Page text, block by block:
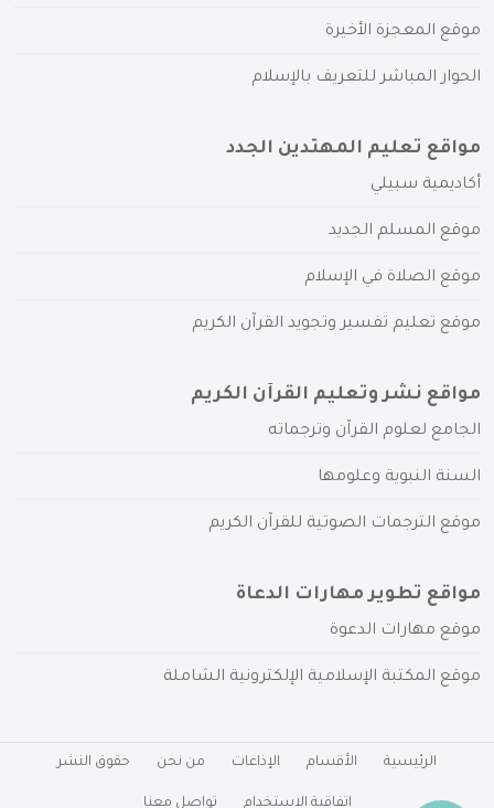
موقع المعجزة الأخيرة
الحوار المباشر للتعريف بالإسلام
مواقع تعليم المهتدين الجدد
أكاديمية سبيلي
موقع المسلم الجديد
موقع الصلاة في الإسلام
موقع تعليم تفسير وتجويد القرآن الكريم
مواقع نشر وتعليم القرآن الكريم
الجامع لعلوم القرآن وترجماته
السنة النبوية وعلومها
موقع الترجمات الصوتية للقرآن الكريم
مواقع تطوير مهارات الدعاة
موقع مهارات الدعوة
موقع المكتبة الإسلامية الإلكترونية الشاملة
الرئيسية الأقسام الإذاعات من نحن حقوق النشر
اتفاقية الاستخدام تواصل معنا